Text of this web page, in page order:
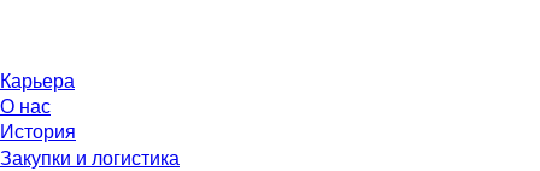
Карьера
О нас
История
Закупки и логистика